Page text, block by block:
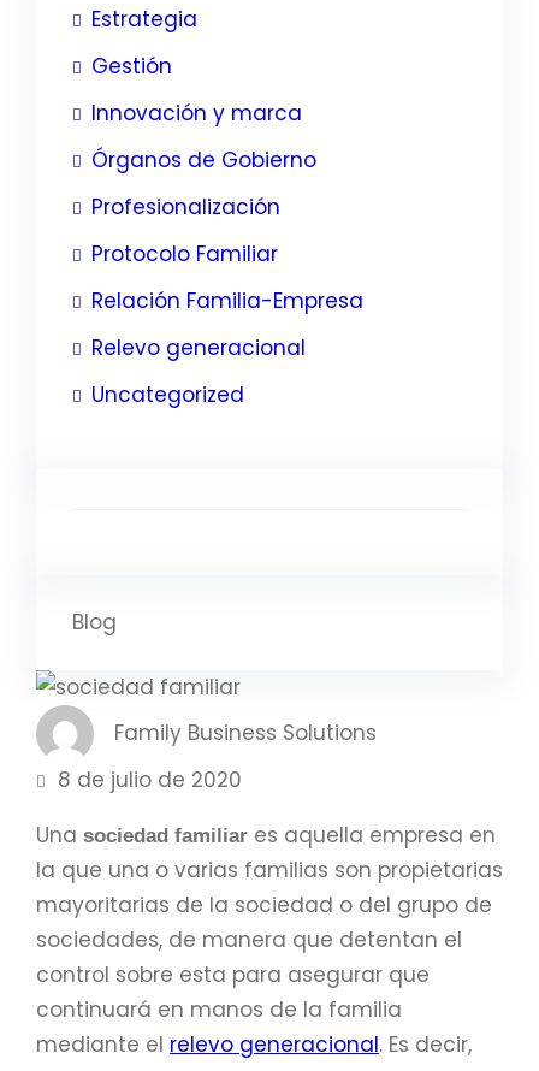
Estrategia
Gestión
Innovación y marca
Órganos de Gobierno
Profesionalización
Protocolo Familiar
Relación Familia-Empresa
Relevo generacional
Uncategorized
Blog
Family Business Solutions
8 de julio de 2020
Una sociedad familiar es aquella empresa en
la que una o varias familias son propietarias
mayoritarias de la sociedad o del grupo de
sociedades, de manera que detentan el
control sobre esta para asegurar que
continuará en manos de la familia
mediante el relevo generacional. Es decir,